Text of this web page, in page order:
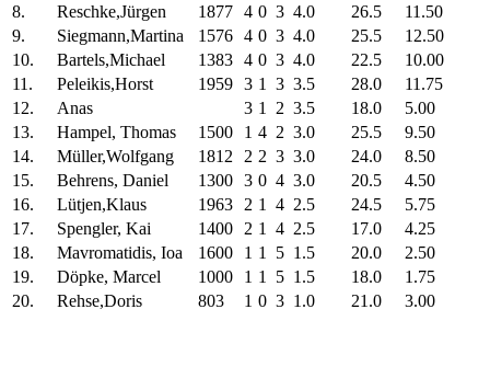
8.
Reschke,Jürgen 1877 4 0 3 4.0 26.5
11.50
9.
Siegmann,Martina 1576 4 0 3 4.0 25.5
12.50
10.
Bartels,Michael 1383 4 0 3 4.0 22.5
10.00
11.
Peleikis,Horst 1959 3 1 3 3.5 28.0
11.75
12.
Anas 3 1 2 3.5 18.0
5.00
13.
Hampel, Thomas 1500 1 4 2 3.0 25.5
9.50
14.
Müller,Wolfgang 1812 2 2 3 3.0 24.0
8.50
15.
Behrens, Daniel 1300 3 0 4 3.0 20.5
4.50
16.
Lütjen,Klaus 1963 2 1 4 2.5 24.5
5.75
17.
Spengler, Kai 1400 2 1 4 2.5 17.0
4.25
18.
Mavromatidis, Ioa 1600 1 1 5 1.5 20.0
2.50
19.
Döpke, Marcel 1000 1 1 5 1.5 18.0
1.75
20.
Rehse,Doris 803 1 0 3 1.0 21.0 3.00